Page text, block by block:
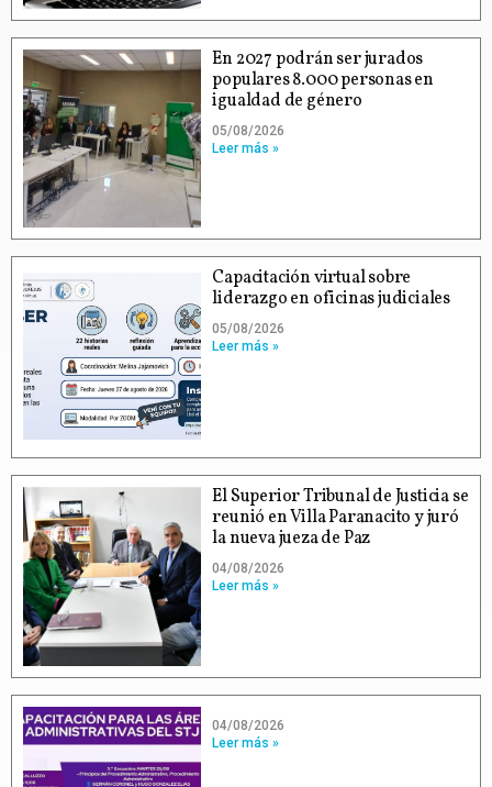
En 2027 podrán ser jurados
populares 8.000 personas en
igualdad de género
05/08/2026
Leer más »
Capacitación virtual sobre
liderazgo en oficinas judiciales
05/08/2026
Leer más »
El Superior Tribunal de Justicia se
reunió en Villa Paranacito y juró
la nueva jueza de Paz
04/08/2026
Leer más »
04/08/2026
Leer más »